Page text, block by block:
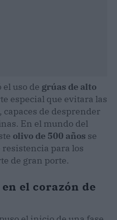
uso de grúas de alto
especial que evitara las
de desprender
En el mundo del
olivo de 500 años se
para los
de gran porte.
el corazón de